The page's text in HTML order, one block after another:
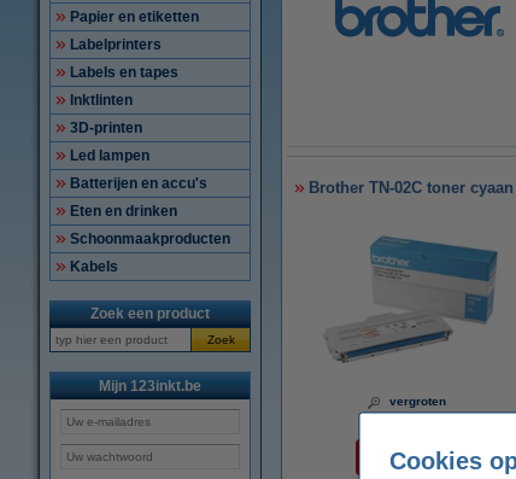
Papier en etiketten
Labelprinters
Labels en tapes
Inktlinten
3D-printen
Led lampen
Batterijen en accu's
Eten en drinken
Schoonmaakproducten
Kabels
Zoek een product
Zoek
Mijn 123inkt.be
Brother TN-02C toner
vergroten
€ 0,027
Cookies